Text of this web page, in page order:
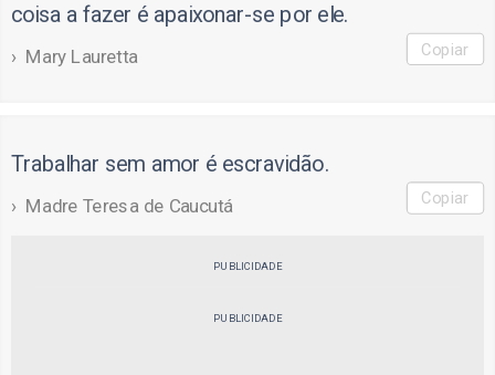
coisa a fazer é apaixonar-se por ele.
Mary Lauretta Copiar
Trabalhar sem amor é escravidão.
Madre Teresa de Caucutá Copiar
PUBLICIDADE
PUBLICIDADE